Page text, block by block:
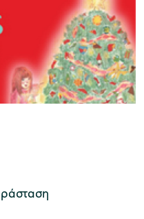
Λαδιού